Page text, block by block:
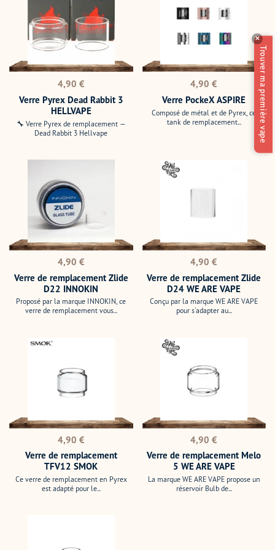
Prix
normal
4,90 €
Verre Pyrex Dead Rabbit 3
HELLVAPE
🔧 Verre Pyrex de remplacement —
Dead Rabbit 3 Hellvape
Rabbit
HELLVAPE
Prix
normal
4,90 €
Verre PockeX ASPIRE
Composé de métal et de Pyrex, ce
tank de remplacement...
Prix
normal
4,90 €
Verre de remplacement Zlide
D22 INNOKIN
Proposé par la marque INNOKIN, ce
verre de remplacement vous...
remplacement
INNOKIN
Prix
normal
4,90 €
Verre de remplacement Zlide
D24 WE ARE VAPE
Conçu par la marque WE ARE VAPE
pour s'adapter au...
ARE
VAPE
Prix
normal
4,90 €
Verre de remplacement
TFV12 SMOK
Ce verre de remplacement en Pyrex
est adapté pour le...
Prix
normal
4,90 €
Verre de remplacement Melo
5 WE ARE VAPE
La marque WE ARE VAPE propose un
réservoir Bulb de...
ARE
VAPE
✕
Trouver ma première vape